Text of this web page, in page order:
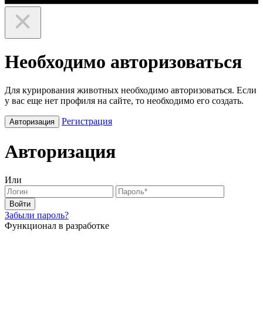
Необходимо авторизоваться
Для курирования животных необходимо авторизоваться. Если
у вас еще нет профиля на сайте, то необходимо его создать.
Авторизация Регистрация
Авторизация
Или
Войти
Забыли пароль?
Функционал в разработке